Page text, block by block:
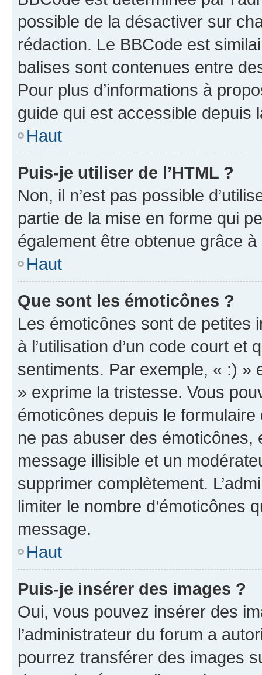
possible de la désactiver sur
rédaction. Le BBCode est
balises sont contenues entre
Pour plus d’informations à
guide qui est accessible depuis
Haut
Puis-je utiliser de l’HTML ?
Non, il n’est pas possible
partie de la mise en forme qui
également être obtenue grâce à
Haut
Que sont les émoticônes ?
Les émoticônes sont de petites
à l’utilisation d’un code court et
sentiments. Par exemple, « :) »
» exprime la tristesse. Vous
émoticônes depuis le
ne pas abuser des
message illisible et un
supprimer complètement.
limiter le nombre d’émoticônes
message.
Haut
Puis-je insérer des images ?
Oui, vous pouvez insérer des
l’administrateur du forum a
pourrez transférer des images